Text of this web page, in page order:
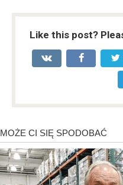
Like this post?